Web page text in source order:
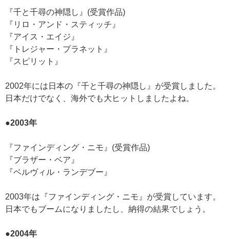
『千と千尋の神隠し』(受賞作品)
『リロ・アンド・スティッチ』
『アイス・エイジ』
『トレジャー・プラネット』
『スピリット』
2002年には日本の『千と千尋の神隠し』が受賞しました。
日本だけでなく、海外でも大ヒットしましたよね。
●2003年
『ファインディング・ニモ』(受賞作品)
『ブラザー・ベア』
『ベルヴィル・ランデブー』
2003年は『ファインディング・ニモ』が受賞しています。
日本でもブームになりましたし、納得の結果でしょう。
●2004年